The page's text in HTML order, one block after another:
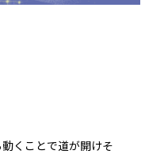
くことで道が開けそ